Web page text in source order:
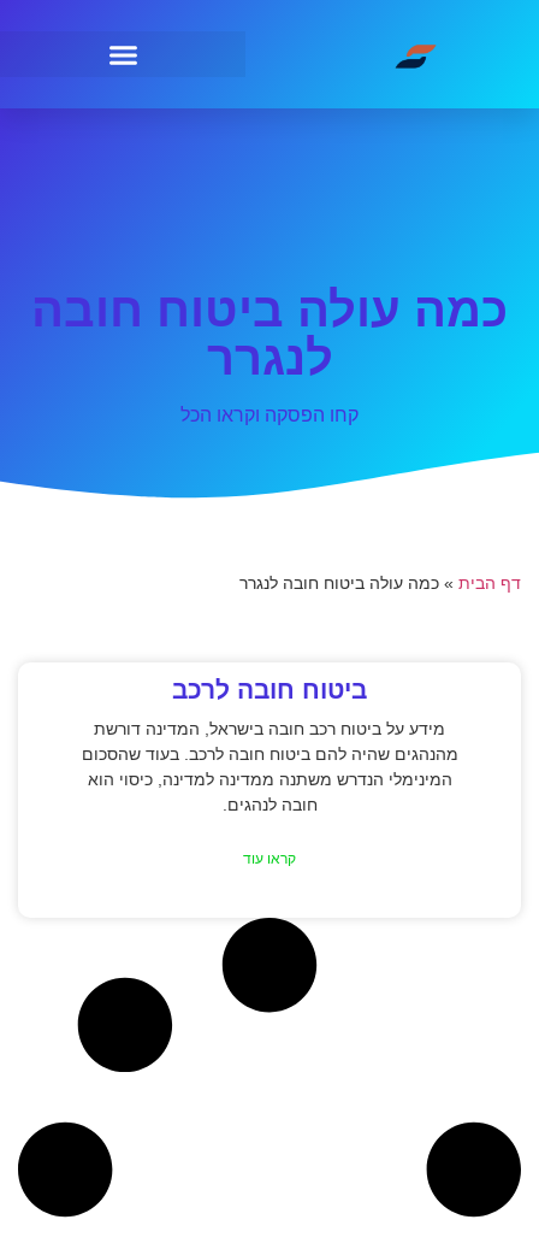
כמה עולה ביטוח חובה
לנגרר
קחו הפסקה וקראו הכל
דף הבית » כמה עולה ביטוח חובה לנגרר
ביטוח חובה לרכב
מידע על ביטוח רכב חובה בישראל, המדינה דורשת
מהנהגים שהיה להם ביטוח חובה לרכב. בעוד שהסכום
המינימלי הנדרש משתנה ממדינה למדינה, כיסוי הוא
חובה לנהגים.
קראו עוד